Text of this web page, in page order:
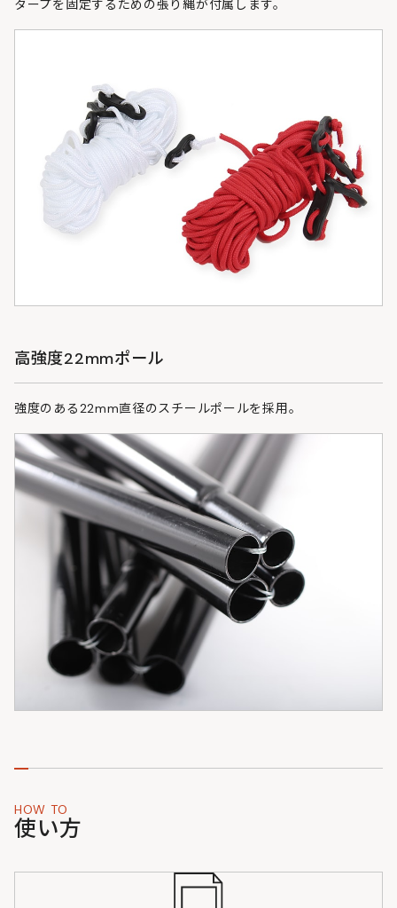
タープを固定するための張り縄が付属します。
高強度22mmポール
強度のある22mm直径のスチールポールを採用。
HOW TO
使い方